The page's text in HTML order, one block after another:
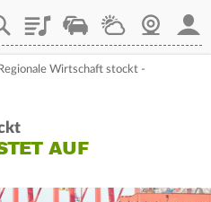
PlaylistStaupilotWetterWebcam
Regionale Wirtschaft stockt -
AUF